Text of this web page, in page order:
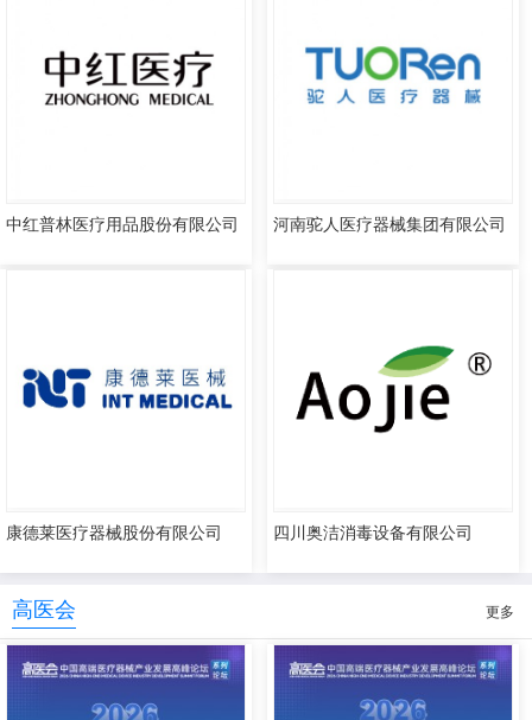
中红普林医疗用品股份有限公司 河南驼人医疗器械集团有限公司
康德莱医疗器械股份有限公司 四川奥洁消毒设备有限公司
高医会 更多